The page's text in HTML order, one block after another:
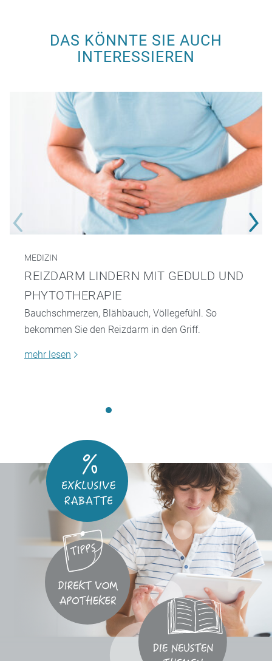
DAS KÖNNTE SIE AUCH
INTERESSIEREN
MEDIZIN
REIZDARM LINDERN MIT GEDULD UND
PHYTOTHERAPIE
Bauchschmerzen, Blähbauch, Völlegefühl. So
bekommen Sie den Reizdarm in den Griff.
mehr lesen